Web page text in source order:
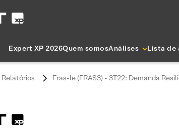
Expert XP 2026Quem somosAnálises Lista de
Relatórios Fras-le (FRAS3) - 3T22: Demanda